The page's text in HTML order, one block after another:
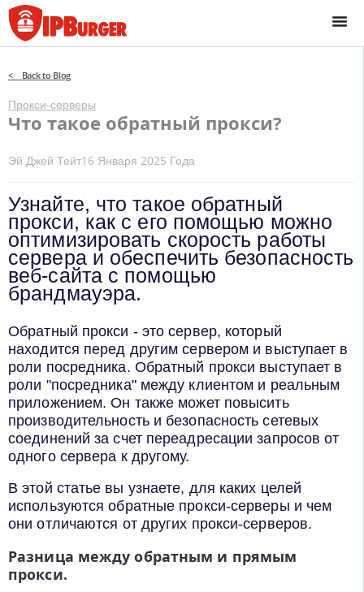
Перейти
содержанию
< Back to Blog
Прокси-серверы
Что такое обратный прокси?
Эй Джей Тейт16 Января 2025 Года
Узнайте, что такое обратный
прокси, как с его помощью можно
оптимизировать скорость работы
сервера и обеспечить безопасность
веб-сайта с помощью
брандмауэра.
Обратный прокси - это сервер, который
находится перед другим сервером и выступает в
роли посредника. Обратный прокси выступает в
роли "посредника" между клиентом и реальным
приложением. Он также может повысить
производительность и безопасность сетевых
соединений за счет переадресации запросов от
одного сервера к другому.
В этой статье вы узнаете, для каких целей
используются обратные прокси-серверы и чем
они отличаются от других прокси-серверов.
Разница между обратным и прямым
прокси.